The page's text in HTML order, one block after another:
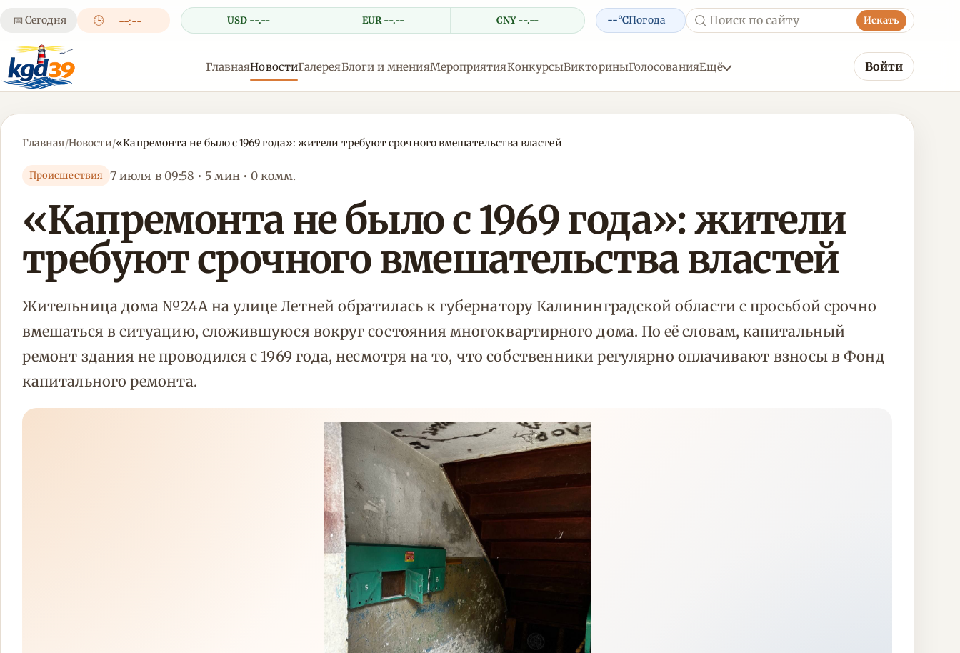
📅 Сегодня 🕒 --:-- USD --.-- EUR --.-- CNY --.-- --°CПогода Искать
ГлавнаяНовостиГалереяБлоги и мненияМероприятияКонкурсыВикториныГолосованияЕщё Войти
Главная/Новости/«Капремонта не было с 1969 года»: жители требуют срочного вмешательства властей
Происшествия 7 июля в 09:58 • 5 мин • 0 комм.
«Капремонта не было с 1969 года»: жители
требуют срочного вмешательства властей
Жительница дома №24А на улице Летней обратилась к губернатору Калининградской области с просьбой срочно
вмешаться в ситуацию, сложившуюся вокруг состояния многоквартирного дома. По её словам, капитальный
ремонт здания не проводился с 1969 года, несмотря на то, что собственники регулярно оплачивают взносы в Фонд
капитального ремонта.